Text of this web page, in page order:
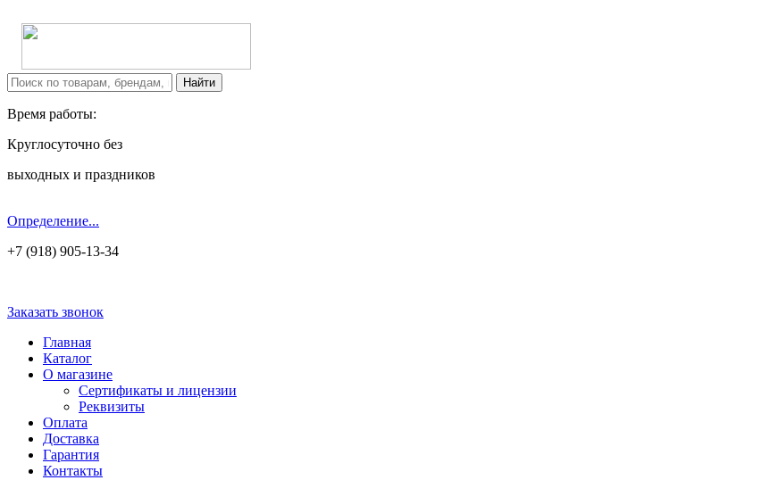
Время работы:
Круглосуточно без
выходных и праздников
Определение...
+7 (918) 905-13-34
Заказать звонок
Главная
Каталог
О магазине
Сертификаты и лицензии
Реквизиты
Оплата
Доставка
Гарантия
Контакты